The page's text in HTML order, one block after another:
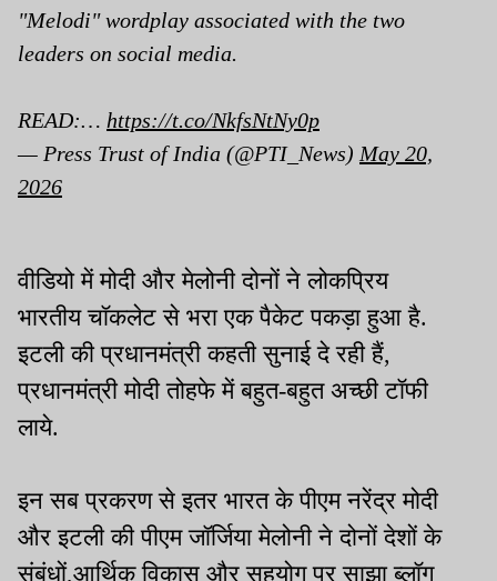
"Melodi" wordplay associated with the two
leaders on social media.
READ:… https://t.co/NkfsNtNy0p
— Press Trust of India (@PTI_News) May 20,
2026
वीडियो में मोदी और मेलोनी दोनों ने लोकप्रिय
भारतीय चॉकलेट से भरा एक पैकेट पकड़ा हुआ है.
इटली की प्रधानमंत्री कहती सुनाई दे रही हैं,
प्रधानमंत्री मोदी तोहफे में बहुत-बहुत अच्छी टॉफी
लाये.
इन सब प्रकरण से इतर भारत के पीएम नरेंद्र मोदी
और इटली की पीएम जॉर्जिया मेलोनी ने दोनों देशों के
संबंधों,आर्थिक विकास और सहयोग पर साझा ब्लॉग